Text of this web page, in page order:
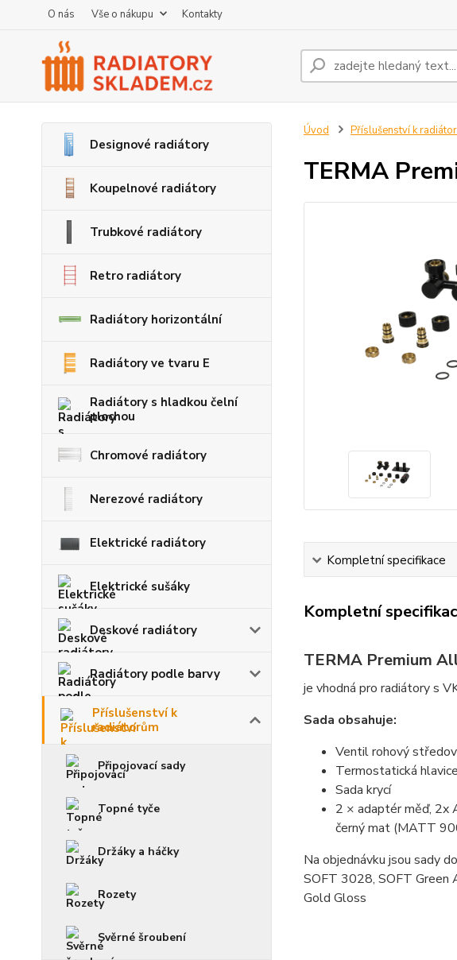
O nás Vše o nákupu Kontakty
Designové radiátory
Koupelnové radiátory
Trubkové radiátory
Retro radiátory
Radiátory horizontální
Radiátory ve tvaru E
Radiátory s hladkou čelní
plochou
Chromové radiátory
Nerezové radiátory
Elektrické radiátory
Elektrické sušáky
Deskové radiátory
Radiátory podle barvy
Příslušenství k
radiátorům
Připojovací sady
Topné tyče
Držáky a háčky
Rozety
Svěrné šroubení
Úvod Příslušenství k
TERMA
Kompletní specifikace
Kompletní
TERMA Premium
je vhodná pro radiátory s
Sada obsahuje:
Ventil rohový
Termostatická
Sada krycí
2 × adaptér měď, 2x
černý mat (MATT
Na objednávku jsou sady
SOFT 3028, SOFT Green
Gold Gloss